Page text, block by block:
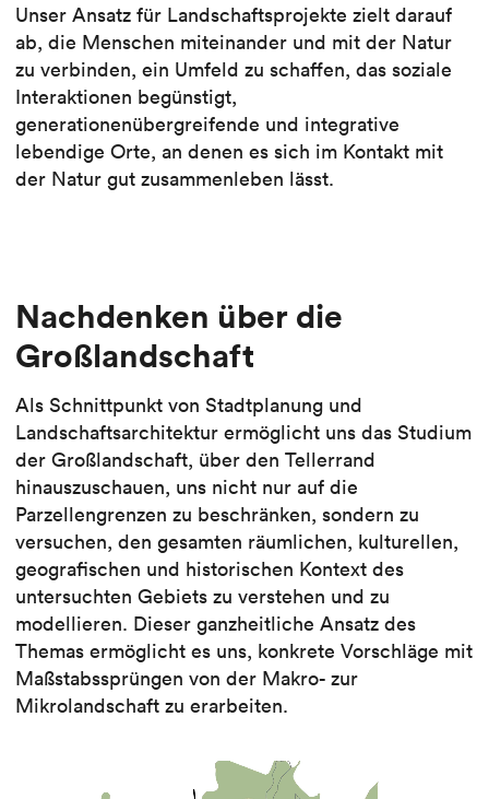
Unser Ansatz für Landschaftsprojekte zielt darauf
ab, die Menschen miteinander und mit der Natur
zu verbinden, ein Umfeld zu schaffen, das soziale
Interaktionen begünstigt,
generationenübergreifende und integrative
lebendige Orte, an denen es sich im Kontakt mit
der Natur gut zusammenleben lässt.
Nachdenken über die
Großlandschaft
Als Schnittpunkt von Stadtplanung und
Landschaftsarchitektur ermöglicht uns das Studium
der Großlandschaft, über den Tellerrand
hinauszuschauen, uns nicht nur auf die
Parzellengrenzen zu beschränken, sondern zu
versuchen, den gesamten räumlichen, kulturellen,
geografischen und historischen Kontext des
untersuchten Gebiets zu verstehen und zu
modellieren. Dieser ganzheitliche Ansatz des
Themas ermöglicht es uns, konkrete Vorschläge mit
Maßstabssprüngen von der Makro- zur
Mikrolandschaft zu erarbeiten.